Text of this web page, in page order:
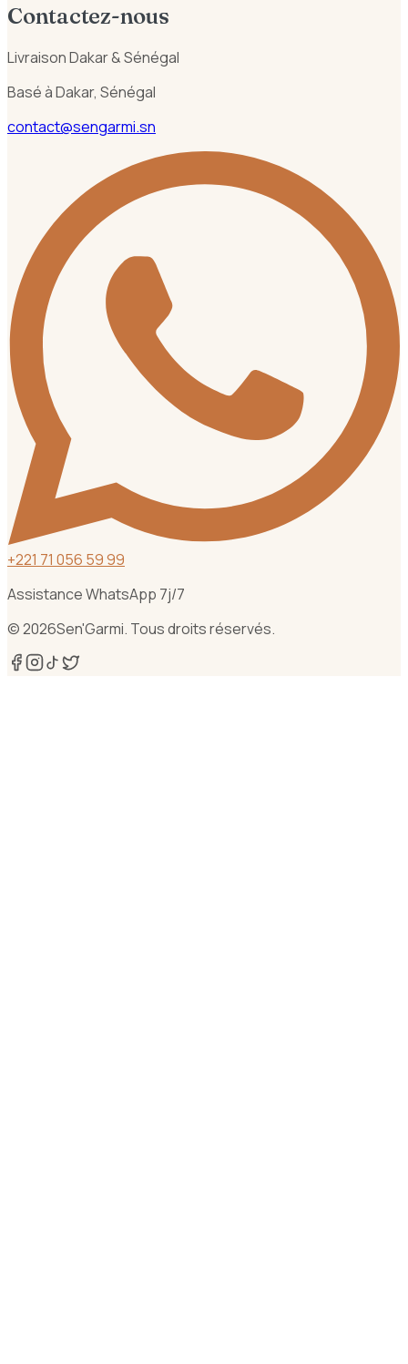
Contactez-nous
Livraison Dakar & Sénégal
Basé à Dakar, Sénégal
contact@sengarmi.sn
+221 71 056 59 99
Assistance WhatsApp 7j/7
©2026Sen'Garmi. Tous droits réservés.